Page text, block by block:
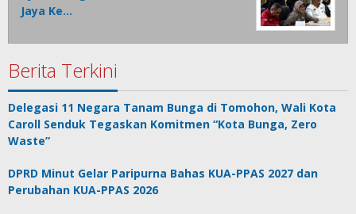
Jaya Ke…
Berita Terkini
Delegasi 11 Negara Tanam Bunga di Tomohon, Wali Kota
Caroll Senduk Tegaskan Komitmen “Kota Bunga, Zero
Waste”
DPRD Minut Gelar Paripurna Bahas KUA-PPAS 2027 dan
Perubahan KUA-PPAS 2026